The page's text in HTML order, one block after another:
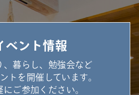
ベント情報
、暮らし、勉強会など
トを開催しています。
にご参加ください。